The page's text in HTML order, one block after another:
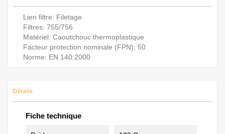
Lien filtre: Filetage
Filtres: 755/756
Matériel: Caoutchouc thermoplastique
Facteur protection nominale (FPN): 50
Norme: EN 140:2000
Détails
Fiche technique